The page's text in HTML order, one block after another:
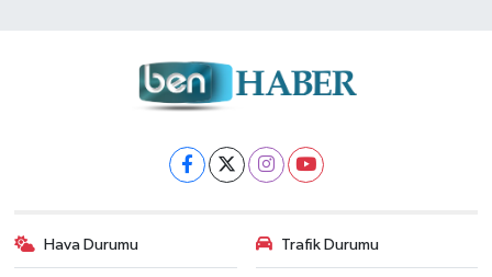
Hava Durumu Trafik Durumu